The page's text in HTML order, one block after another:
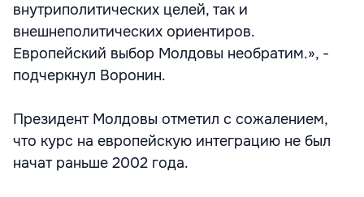
внутриполитических целей, так и
внешнеполитических ориентиров.
Европейский выбор Молдовы необратим.», -
подчеркнул Воронин.
Президент Молдовы отметил с сожалением,
что курс на европейскую интеграцию не был
начат раньше 2002 года.